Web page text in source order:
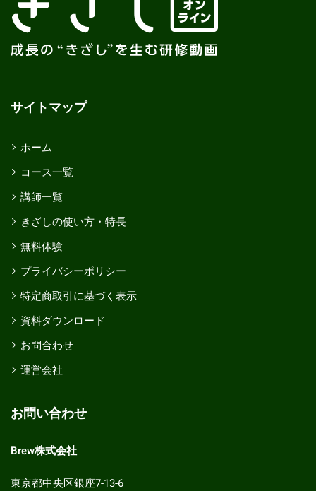
サイトマップ
ホーム
コース一覧
講師一覧
きざしの使い方・特長
無料体験
プライバシーポリシー
特定商取引に基づく表示
資料ダウンロード
お問合わせ
運営会社
お問い合わせ
Brew株式会社
東京都中央区銀座7-13-6